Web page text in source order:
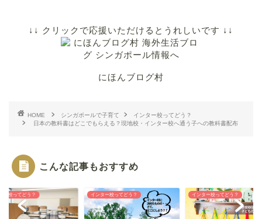
↓↓ クリックで応援いただけるとうれしいです ↓↓
にほんブログ村
HOME シンガポールで子育て
インター校ってどう？
日本の教科書はどこでもらえる？現地校・インター校へ通う子への教科書配布
こんな記事もおすすめ
ー校ってどう？ インター校ってどう？ インター校ってどう？